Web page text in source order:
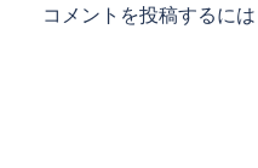
コメントを投稿するには